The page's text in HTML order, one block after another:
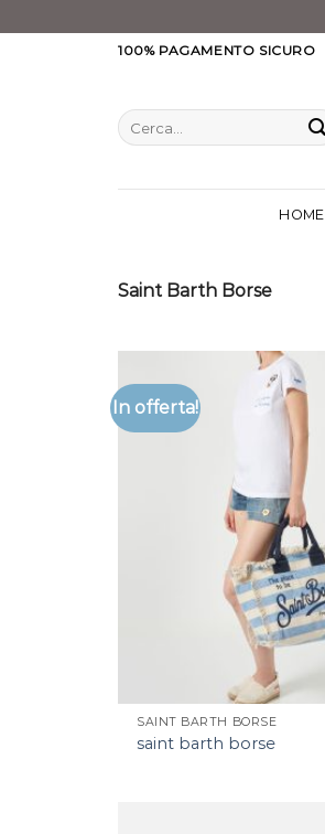
100% PAGAMENTO SICURO
Cerca:
HOME
Saint Barth Borse
In offerta!
SAINT BARTH BORSE
saint barth borse